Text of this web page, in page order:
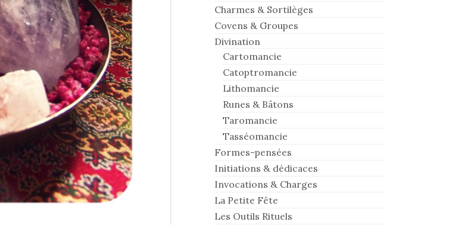
Charmes & Sortilèges
Covens & Groupes
Divination
Cartomancie
Catoptromancie
Lithomancie
Runes & Bâtons
Taromancie
Tasséomancie
Formes-pensées
Initiations & dédicaces
Invocations & Charges
La Petite Fête
Les Outils Rituels